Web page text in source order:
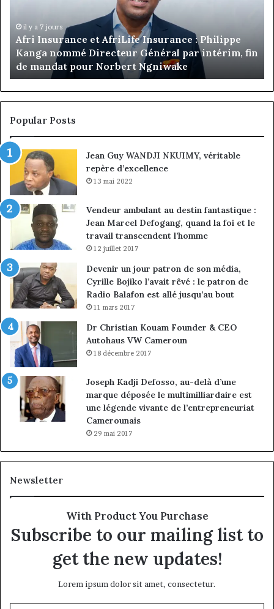
de
Jumia
Maroc
il y a 52 minutes
Marcelle Monkam Siayojie prend les commandes
de Jumia Maroc
Popular Posts
Jean Guy WANDJI NKUIMY, véritable
repère d’excellence
13 mai 2022
Vendeur ambulant au destin fantastique :
Jean Marcel Defogang, quand la foi et le
travail transcendent l’homme
12 juillet 2017
Devenir un jour patron de son média,
Cyrille Bojiko l’avait rêvé : le patron de
Radio Balafon est allé jusqu’au bout
11 mars 2017
Dr Christian Kouam Founder & CEO
Autohaus VW Cameroun
18 décembre 2017
Joseph Kadji Defosso, au-delà d’une
marque déposée le multimilliardaire est
une légende vivante de l’entrepreneuriat
Camerounais
29 mai 2017
Newsletter
With Product You Purchase
Subscribe to our mailing list to
get the new updates!
Lorem ipsum dolor sit amet, consectetur.